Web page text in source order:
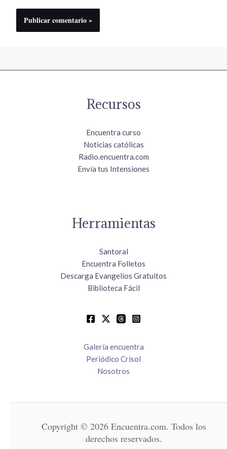
Recursos
Encuentra curso
Noticias católicas
Radio.encuentra.com
Envía tus Intensiones
Herramientas
Santoral
Encuentra Folletos
Descarga Evangelios Gratuitos
Biblioteca Fácil
Galería encuentra
Periódico Crisol
Nosotros
Copyright © 2026 Encuentra.com. Todos los
derechos reservados.